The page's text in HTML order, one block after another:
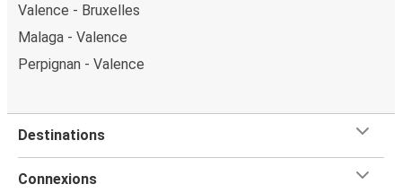
Valence - Bruxelles
Malaga - Valence
Perpignan - Valence
Destinations
Connexions